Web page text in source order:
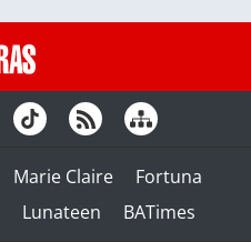
Marie Claire
Fortuna
Lunateen BATimes